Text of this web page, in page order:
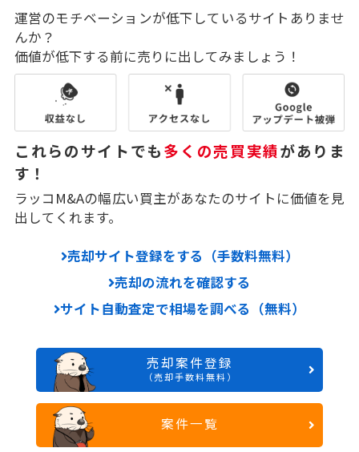
運営のモチベーションが低下しているサイトありませ
んか？
価値が低下する前に売りに出してみましょう！
これらのサイトでも多くの売買実績がありま
す！
ラッコM&Aの幅広い買主があなたのサイトに価値を見
出してくれます。
売却サイト登録をする（手数料無料）
売却の流れを確認する
サイト自動査定で相場を調べる（無料）
売却案件登録
（売却手数料無料）
案件一覧